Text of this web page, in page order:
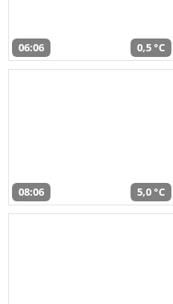
06:06 0,5 °C
08:06 5,0 °C